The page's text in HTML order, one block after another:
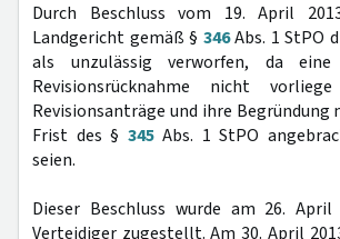
Durch Beschluss vom 19. April
Landgericht gemäß § 346Abs. 1 StPO
als unzulässig verworfen, da eine
Revisionsrücknahme nicht
Revisionsanträge und ihre Begründung
Frist des § 345Abs. 1 StPO
seien.
Dieser Beschluss wurde am 26. April
Verteidiger zugestellt. Am 30. April